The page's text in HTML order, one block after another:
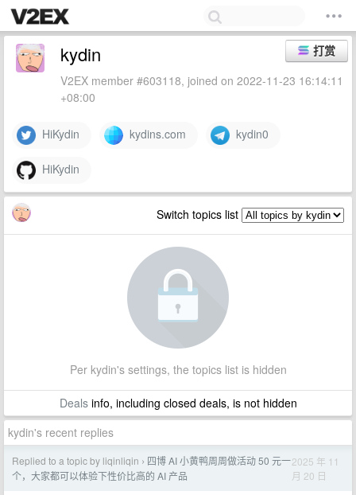
打赏
kydin
V2EX member #603118, joined on 2022-11-23 16:14:11
+08:00
HiKydin kydins.com kydin0
HiKydin
Switch topics list
Per kydin's settings, the topics list is hidden
Dealsinfo, including closed deals, is not hidden
kydin's recent replies
Replied to a topic by liqinliqin › 四博 AI 小黄鸭周周做活动 50 元一
个，大家都可以体验下性价比高的 AI 产品
2025 年 11
月 20 日